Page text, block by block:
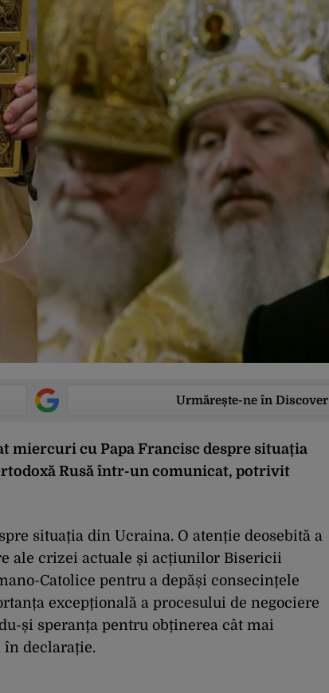
Urmărește-ne în Discover
miercuri cu Papa Francisc despre situația
Rusă într-un comunicat, potrivit
situația din Ucraina. O atenție deosebită a
ale crizei actuale și acțiunilor Bisericii
Catolice pentru a depăși consecințele
excepțională a procesului de negociere
și speranța pentru obținerea cât mai
în declarație.